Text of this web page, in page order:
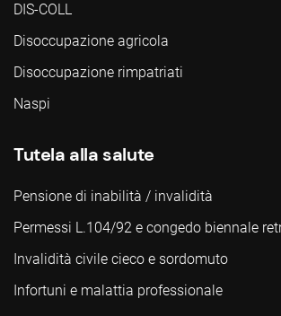
DIS-COLL
Disoccupazione agricola
Disoccupazione rimpatriati
Naspi
Tutela alla salute
Pensione di inabilità / invalidità
Permessi L.104/92 e congedo biennale
Invalidità civile cieco e sordomuto
Infortuni e malattia professionale